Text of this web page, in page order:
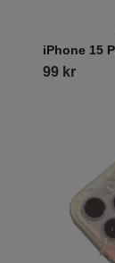
iPhone 15
99 kr